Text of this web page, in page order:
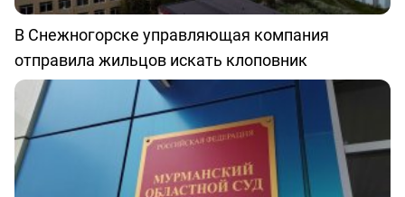
В Снежногорске управляющая компания
отправила жильцов искать клоповник